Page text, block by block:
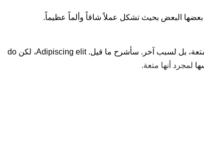
بعضها البعض بحيث تشكل عملاً شاقاً وألماً عظيماً.
سأشرح ما قيل. فلا أحد يكره المتعة أو يبغضها أو يهرب منها لمجرد أنها متعة، بل لسبب آخر. فلا أحد يكره المتعة أو يبغضها أو يهرب منها لمجرد أنها متعة، بل لسبب آخر. سأشرح ما قيل. Adipiscing elit، لكن do
لمجرد أنها متعة.